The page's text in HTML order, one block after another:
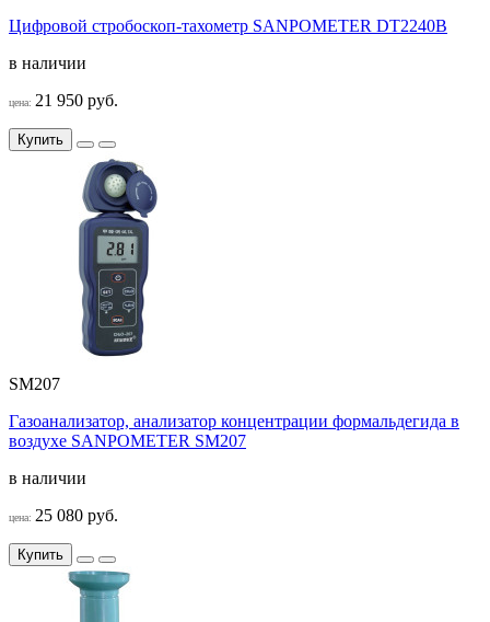
Цифровой стробоскоп-тахометр SANPOMETER DT2240B
в наличии
цена: 21 950 руб.
Купить
SM207
Газоанализатор, анализатор концентрации формальдегида в
воздухе SANPOMETER SM207
в наличии
цена: 25 080 руб.
Купить